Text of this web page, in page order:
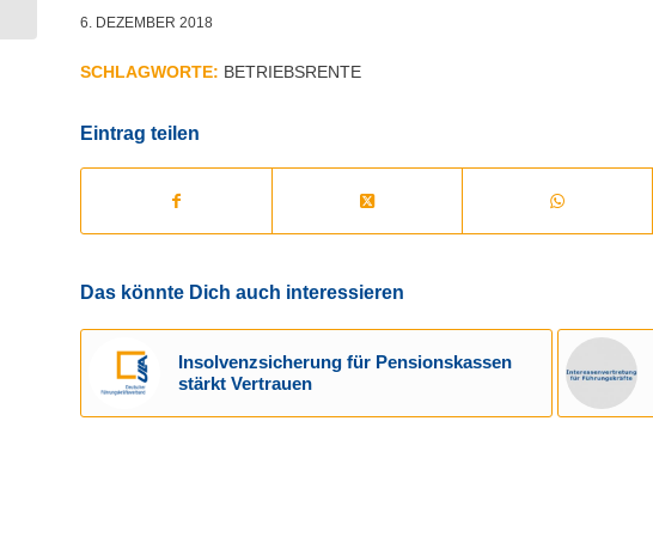
6. DEZEMBER 2018
SCHLAGWORTE: BETRIEBSRENTE
Eintrag teilen
Das könnte Dich auch interessieren
Insolvenzsicherung für Pensionskassen
stärkt Vertrauen
Todesfurcht